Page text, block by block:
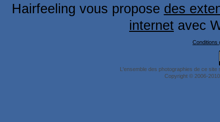
Hairfeeling vous propose des
internet avec
Conditions
L'ensemble des photographies de ce
Copyright © 2006-